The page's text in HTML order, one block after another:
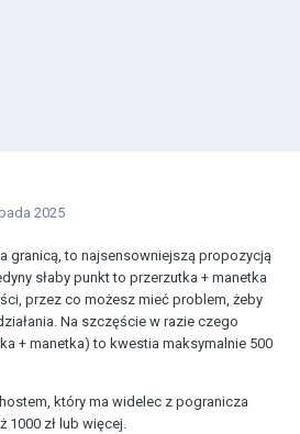
2025
granicą, to najsensowniejszą propozycją
słaby punkt to przerzutka + manetka
przez co możesz mieć problem, żeby
Na szczęście w razie czego
+ manetka) to kwestia maksymalnie 500
który ma widelec z pogranicza
1000 zł lub więcej.